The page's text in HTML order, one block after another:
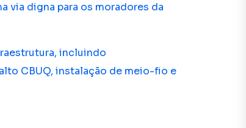
via digna para os moradores da
incluindo
CBUQ, instalação de meio-fio e